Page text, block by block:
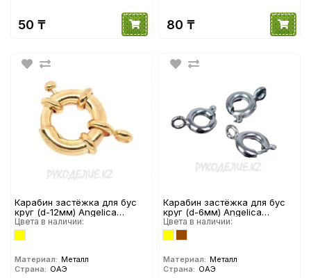
50 ₸ 80 ₸
Карабин застёжка для бус
круг (d-12мм) Angelica
Fashion
Цвета в наличии:
Материал: Металл
Страна: ОАЭ
Карабин застёжка для бус
круг (d-6мм) Angelica
Fashion
Цвета в наличии:
Материал: Металл
Страна: ОАЭ